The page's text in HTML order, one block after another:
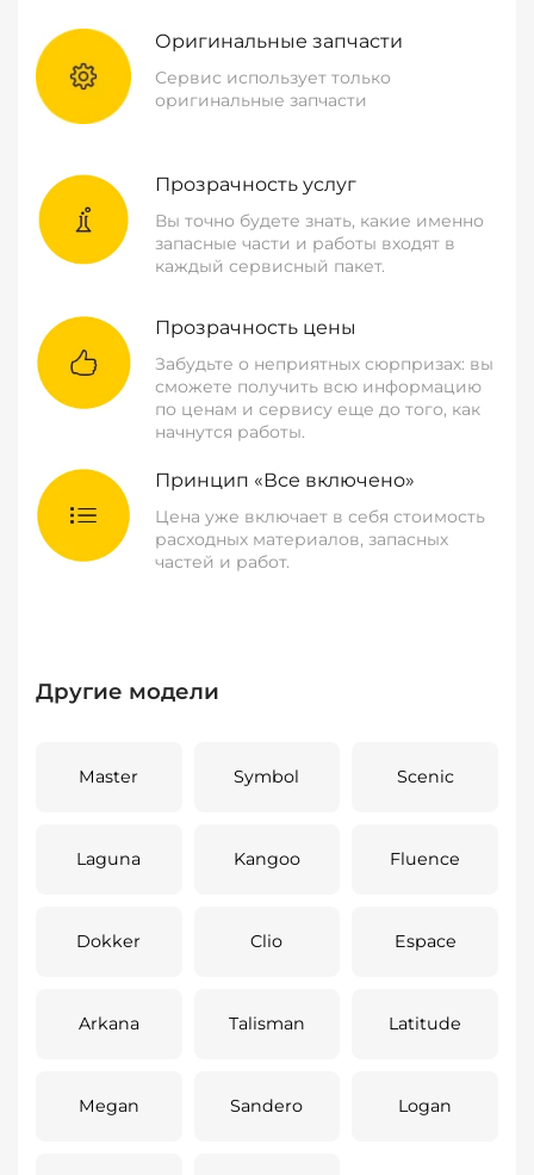
Оригинальные запчасти
Сервис использует только
оригинальные запчасти
Прозрачность услуг
Вы точно будете знать, какие именно
запасные части и работы входят в
каждый сервисный пакет.
Прозрачность цены
Забудьте о неприятных сюрпризах: вы
сможете получить всю информацию
по ценам и сервису еще до того, как
начнутся работы.
Принцип «Все включено»
Цена уже включает в себя стоимость
расходных материалов, запасных
частей и работ.
Другие модели
Master Symbol Scenic
Laguna Kangoo Fluence
Dokker Clio Espace
Arkana Talisman Latitude
Megan Sandero Logan